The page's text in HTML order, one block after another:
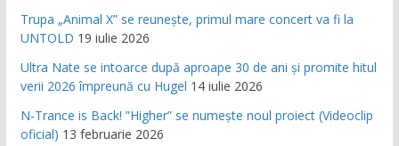
Trupa „Animal X” se reunește, primul mare concert va fi la
UNTOLD 19 iulie 2026
Ultra Nate se intoarce după aproape 30 de ani și promite hitul
verii 2026 împreună cu Hugel 14 iulie 2026
N-Trance is Back! ”Higher” se numește noul proiect (Videoclip
oficial) 13 februarie 2026